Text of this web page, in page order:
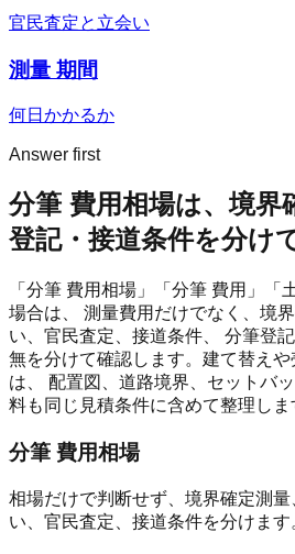
官民査定と立会い
測量 期間
何日かかるか
Answer first
分筆 費用相場は、境界
登記・接道条件を分け
「分筆 費用相場」「分筆 費用」「
場合は、 測量費用だけでなく、境
い、官民査定、接道条件、 分筆登
無を分けて確認します。建て替え
は、 配置図、道路境界、セットバ
料も同じ見積条件に含めて整理しま
分筆 費用相場
相場だけで判断せず、境界確定測
い、官民査定、接道条件を分けます